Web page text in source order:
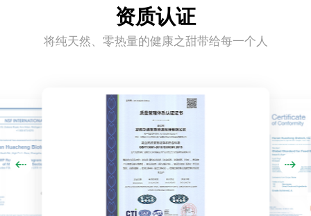
资质认证
将纯天然、零热量的健康之甜带给每一个人